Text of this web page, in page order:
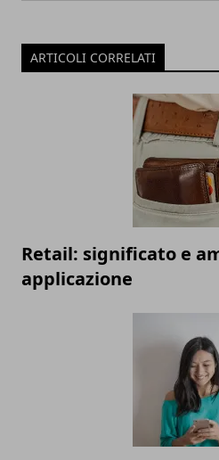
ARTICOLI CORRELATI
Retail: significato e
applicazione